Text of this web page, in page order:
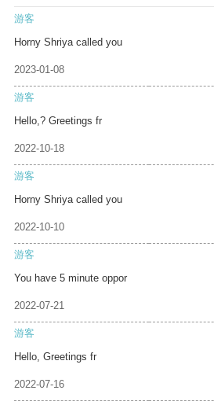
游客
Horny Shriya called you
2023-01-08
游客
Hello,? Greetings fr
2022-10-18
游客
Horny Shriya called you
2022-10-10
游客
You have 5 minute oppor
2022-07-21
游客
Hello, Greetings fr
2022-07-16